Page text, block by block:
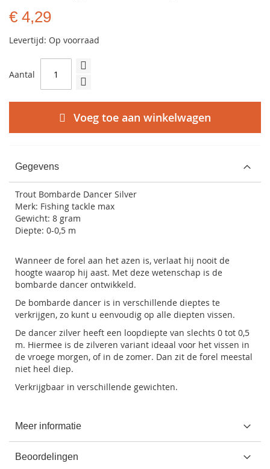
€ 4,29
Levertijd: Op voorraad
Aantal
Voeg toe aan winkelwagen
Gegevens
Trout Bombarde Dancer Silver
Merk: Fishing tackle max
Gewicht: 8 gram
Diepte: 0-0,5 m
Wanneer de forel aan het azen is, verlaat hij nooit de
hoogte waarop hij aast. Met deze wetenschap is de
bombarde dancer ontwikkeld.
De bombarde dancer is in verschillende dieptes te
verkrijgen, zo kunt u eenvoudig op alle diepten vissen.
De dancer zilver heeft een loopdiepte van slechts 0 tot 0,5
m. Hiermee is de zilveren variant ideaal voor het vissen in
de vroege morgen, of in de zomer. Dan zit de forel meestal
niet heel diep.
Verkrijgbaar in verschillende gewichten.
Meer informatie
Beoordelingen